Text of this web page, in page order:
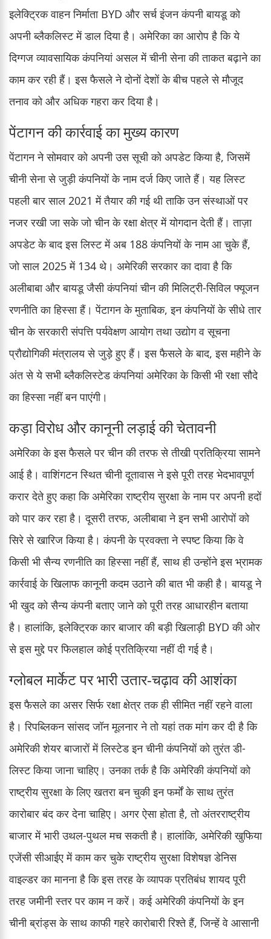
इलेक्ट्रिक वाहन निर्माता BYD और सर्च इंजन कंपनी बायडू को
अपनी ब्लैकलिस्ट में डाल दिया है। अमेरिका का आरोप है कि ये
दिग्गज व्यावसायिक कंपनियां असल में चीनी सेना की ताकत बढ़ाने का
काम कर रही हैं। इस फैसले ने दोनों देशों के बीच पहले से मौजूद
तनाव को और अधिक गहरा कर दिया है।
पेंटागन की कार्रवाई का मुख्य कारण
पेंटागन ने सोमवार को अपनी उस सूची को अपडेट किया है, जिसमें
चीनी सेना से जुड़ी कंपनियों के नाम दर्ज किए जाते हैं। यह लिस्ट
पहली बार साल 2021 में तैयार की गई थी ताकि उन संस्थाओं पर
नजर रखी जा सके जो चीन के रक्षा क्षेत्र में योगदान देती हैं। ताज़ा
अपडेट के बाद इस लिस्ट में अब 188 कंपनियों के नाम आ चुके हैं,
जो साल 2025 में 134 थे। अमेरिकी सरकार का दावा है कि
अलीबाबा और बायडू जैसी कंपनियां चीन की मिलिट्री-सिविल फ्यूजन
रणनीति का हिस्सा हैं। पेंटागन के मुताबिक, इन कंपनियों के सीधे तार
चीन के सरकारी संपत्ति पर्यवेक्षण आयोग तथा उद्योग व सूचना
प्रौद्योगिकी मंत्रालय से जुड़े हुए हैं। इस फैसले के बाद, इस महीने के
अंत से ये सभी ब्लैकलिस्टेड कंपनियां अमेरिका के किसी भी रक्षा सौदे
का हिस्सा नहीं बन पाएंगी।
कड़ा विरोध और कानूनी लड़ाई की चेतावनी
अमेरिका के इस फैसले पर चीन की तरफ से तीखी प्रतिक्रिया सामने
आई है। वाशिंगटन स्थित चीनी दूतावास ने इसे पूरी तरह भेदभावपूर्ण
करार देते हुए कहा कि अमेरिका राष्ट्रीय सुरक्षा के नाम पर अपनी हदों
को पार कर रहा है। दूसरी तरफ, अलीबाबा ने इन सभी आरोपों को
सिरे से खारिज किया है। कंपनी के प्रवक्ता ने स्पष्ट किया कि वे
किसी भी सैन्य रणनीति का हिस्सा नहीं हैं, साथ ही उन्होंने इस भ्रामक
कार्रवाई के खिलाफ कानूनी कदम उठाने की बात भी कही है। बायडू ने
भी खुद को सैन्य कंपनी बताए जाने को पूरी तरह आधारहीन बताया
है। हालांकि, इलेक्ट्रिक कार बाजार की बड़ी खिलाड़ी BYD की ओर
से इस मुद्दे पर फिलहाल कोई प्रतिक्रिया नहीं दी गई है।
ग्लोबल मार्केट पर भारी उतार-चढ़ाव की आशंका
इस फैसले का असर सिर्फ रक्षा क्षेत्र तक ही सीमित नहीं रहने वाला
है। रिपब्लिकन सांसद जॉन मूलनार ने तो यहां तक मांग कर दी है कि
अमेरिकी शेयर बाजारों में लिस्टेड इन चीनी कंपनियों को तुरंत डी-
लिस्ट किया जाना चाहिए। उनका तर्क है कि अमेरिकी कंपनियों को
राष्ट्रीय सुरक्षा के लिए खतरा बन चुकी इन फर्मों के साथ तुरंत
कारोबार बंद कर देना चाहिए। अगर ऐसा होता है, तो अंतरराष्ट्रीय
बाजार में भारी उथल-पुथल मच सकती है। हालांकि, अमेरिकी खुफिया
एजेंसी सीआईए में काम कर चुके राष्ट्रीय सुरक्षा विशेषज्ञ डेनिस
वाइल्डर का मानना है कि इस तरह के व्यापक प्रतिबंध शायद पूरी
तरह जमीनी स्तर पर काम न करें। कई अमेरिकी कंपनियों के इन
चीनी ब्रांड्स के साथ काफी गहरे कारोबारी रिश्ते हैं, जिन्हें वे आसानी